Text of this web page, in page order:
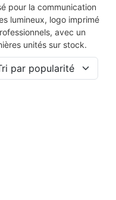
pour la communication
lumineux, logo imprimé
avec un
unités sur stock.